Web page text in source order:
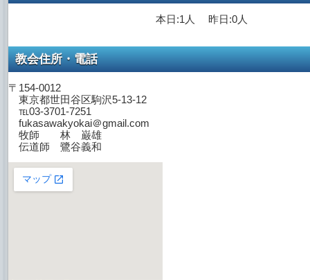
本日:1人 昨日:0人
教会住所・電話
〒154-0012
東京都世田谷区駒沢5-13-12
℡03-3701-7251
fukasawakyokai＠gmail.com
牧師 林 巌雄
伝道師 鷺谷義和